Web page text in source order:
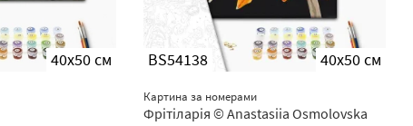
40x50 см BS54138 40x50 см
Картина за номерами
Фрітіларія © Anastasiia Osmolovska